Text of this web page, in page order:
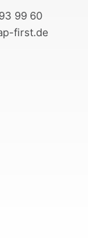
99 60
first.de